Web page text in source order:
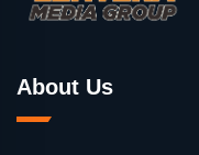
About Us